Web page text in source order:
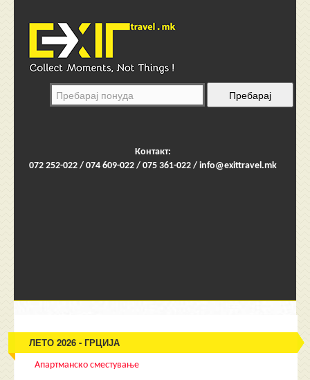
Контакт:
072 252-022 / 074 609-022 / 075 361-022 / info@exittravel.mk
ЛЕТО 2026 - ГРЦИЈА
Апартманско сместување